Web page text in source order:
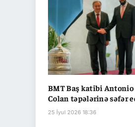
BMT Baş katibi
Colan təpələrinə səfər
25 İyul 2026 18:36